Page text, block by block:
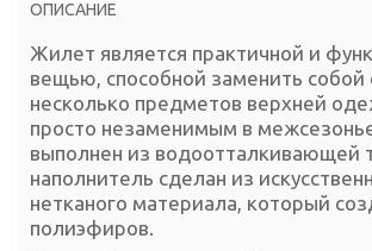
ОПИСАНИЕ
Жилет является практичной и
вещью, способной заменить собой
несколько предметов верхней
просто незаменимым в
выполнен из водоотталкивающей
наполнитель сделан из
нетканого материала, который
полиэфиров.